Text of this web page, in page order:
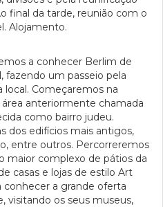
final da tarde, reunião com o
Alojamento.
a conhecer Berlim de
fazendo um passeio pela
Começaremos na
área anteriormente chamada
como bairro judeu.
dos edifícios mais antigos,
entre outros. Percorreremos
maior complexo de pátios da
casas e lojas de estilo Art
conhecer a grande oferta
visitando os seus museus,